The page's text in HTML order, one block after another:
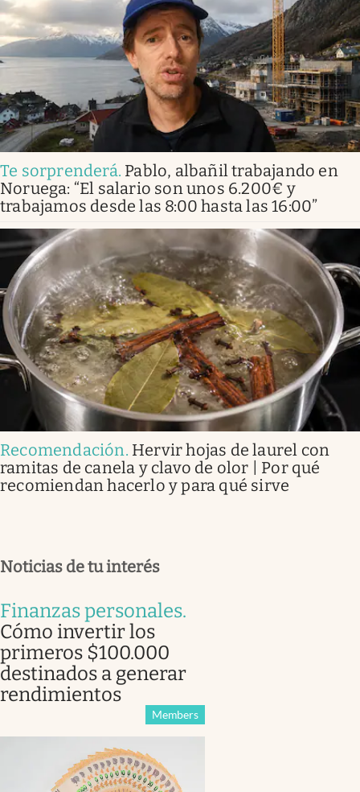
Te sorprenderá. Pablo, albañil trabajando en
Noruega: “El salario son unos 6.200€ y
trabajamos desde las 8:00 hasta las 16:00”
Recomendación. Hervir hojas de laurel con
ramitas de canela y clavo de olor | Por qué
recomiendan hacerlo y para qué sirve
Noticias de tu interés
Finanzas personales.
Cómo invertir los
primeros $100.000
destinados a generar
rendimientos
Members